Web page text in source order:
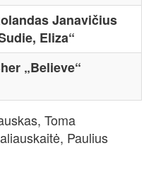
Janavičius
Eliza“
„Believe“
Toma
Paulius